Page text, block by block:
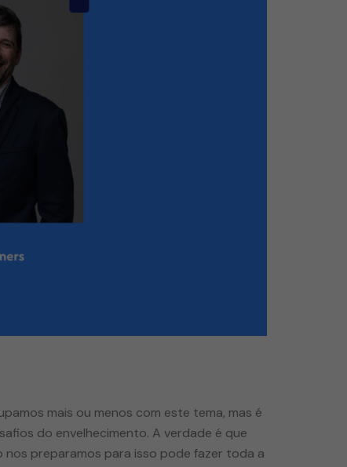
mais ou menos com este tema, mas é
do envelhecimento. A verdade é que
nos preparamos para isso pode fazer toda a